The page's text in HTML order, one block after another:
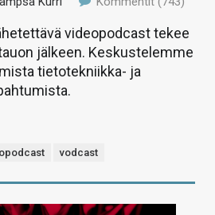
videopodcast tekee
jälkeen. Keskustelemme
tietotekniikka- ja
vodcast